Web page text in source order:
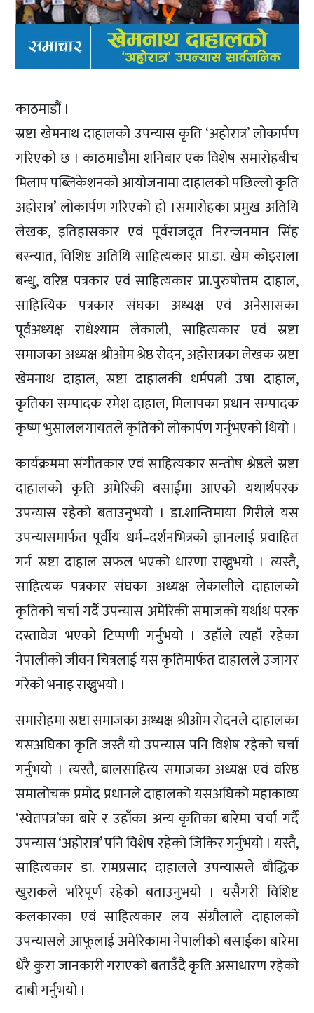
काठमाडौं ।
स्रष्टा खेमनाथ दाहालको उपन्यास कृति ‘अहोरात्र’ लोकार्पण
गरिएको छ । काठमाडौंमा शनिबार एक विशेष समारोहबीच
मिलाप पब्लिकेशनको आयोजनामा दाहालको पछिल्लो कृति
अहोरात्र’ लोकार्पण गरिएको हो ।समारोहका प्रमुख अतिथि
लेखक, इतिहासकार एवं पूर्वराजदूत निरन्जनमान सिंह
बस्न्यात, विशिष्ट अतिथि साहित्यकार प्रा.डा. खेम कोइराला
बन्धु, वरिष्ठ पत्रकार एवं साहित्यकार प्रा.पुरुषोत्तम दाहाल,
साहित्यिक पत्रकार संघका अध्यक्ष एवं अनेसासका
पूर्वअध्यक्ष राधेश्याम लेकाली, साहित्यकार एवं स्रष्टा
समाजका अध्यक्ष श्रीओम श्रेष्ठ रोदन, अहोरात्रका लेखक स्रष्टा
खेमनाथ दाहाल, स्रष्टा दाहालकी धर्मपत्नी उषा दाहाल,
कृतिका सम्पादक रमेश दाहाल, मिलापका प्रधान सम्पादक
कृष्ण भुसाललगायतले कृतिको लोकार्पण गर्नुभएको थियो ।
कार्यक्रममा संगीतकार एवं साहित्यकार सन्तोष श्रेष्ठले स्रष्टा
दाहालको कृति अमेरिकी बसाईमा आएको यथार्थपरक
उपन्यास रहेको बताउनुभयो । डा.शान्तिमाया गिरीले यस
उपन्यासमार्फत पूर्वीय धर्म–दर्शनभित्रको ज्ञानलाई प्रवाहित
गर्न स्रष्टा दाहाल सफल भएको धारणा राख्नुभयो । त्यस्तै,
साहित्यक पत्रकार संघका अध्यक्ष लेकालीले दाहालको
कृतिको चर्चा गर्दै उपन्यास अमेरिकी समाजको यर्थाथ परक
दस्तावेज भएको टिप्पणी गर्नुभयो । उहाँले त्यहाँ रहेका
नेपालीको जीवन चित्रलाई यस कृतिमार्फत दाहालले उजागर
गरेको भनाइ राख्नुभयो ।
समारोहमा स्रष्टा समाजका अध्यक्ष श्रीओम रोदनले दाहालका
यसअघिका कृति जस्तै यो उपन्यास पनि विशेष रहेको चर्चा
गर्नुभयो । त्यस्तै, बालसाहित्य समाजका अध्यक्ष एवं वरिष्ठ
समालोचक प्रमोद प्रधानले दाहालको यसअघिको महाकाव्य
‘स्वेतपत्र’का बारे र उहाँका अन्य कृतिका बारेमा चर्चा गर्दै
उपन्यास ‘अहोरात्र’ पनि विशेष रहेको जिकिर गर्नुभयो । यस्तै,
साहित्यकार डा. रामप्रसाद दाहालले उपन्यासले बौद्धिक
खुराकले भरिपूर्ण रहेको बताउनुभयो । यसैगरी विशिष्ट
कलकारका एवं साहित्यकार लय संग्रौलाले दाहालको
उपन्यासले आफूलाई अमेरिकामा नेपालीको बसाईका बारेमा
धेरै कुरा जानकारी गराएको बताउँदै कृति असाधारण रहेको
दाबी गर्नुभयो ।